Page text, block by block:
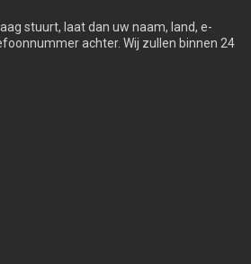
stuurt, laat dan uw naam, land, e-
achter. Wij zullen binnen 24